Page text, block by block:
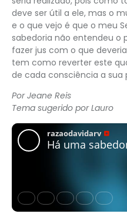
deve ser útil a ele, mas o
e o que vejo é que o meu
sabedoria não entendeu o
fazer jus com o que
tem como reverter este
de cada consciência a sua
Por Jeane Reis
Tema sugerido por Lauro